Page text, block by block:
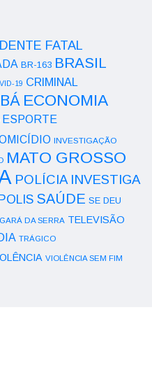
FATAL
BR-163 BRASIL
19 CRIMINAL
ECONOMIA
ESPORTE
INVESTIGAÇÃO
MATO GROSSO
POLÍCIA INVESTIGA
SAÚDE SE DEU
DA SERRA TELEVISÃO
TRÁGICO
VIOLÊNCIA SEM FIM